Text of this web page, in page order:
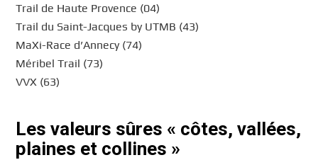
Trail de Haute Provence (04)
Trail du Saint-Jacques by UTMB (43)
MaXi-Race d’Annecy (74)
Méribel Trail (73)
VVX (63)
Les valeurs sûres « côtes, vallées,
plaines et collines »